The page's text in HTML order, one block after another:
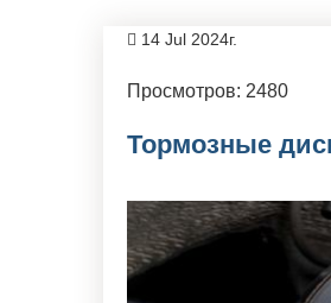
14 Jul 2024г.
Просмотров: 2480
Тормозные